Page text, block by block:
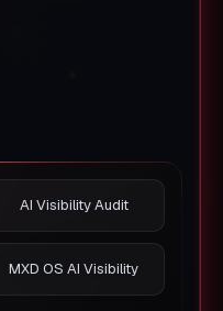
AI Visibility Audit
MXD OS AI Visibility